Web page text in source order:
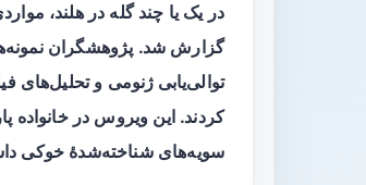
در یک یا چند گله در هلند،
گزارش شد. پژوهشگران
توالی‌یابی ژنومی و تحلیل‌های
کردند. این ویروس در خانواده
سویه‌های شناخته‌شدهٔ خوکی